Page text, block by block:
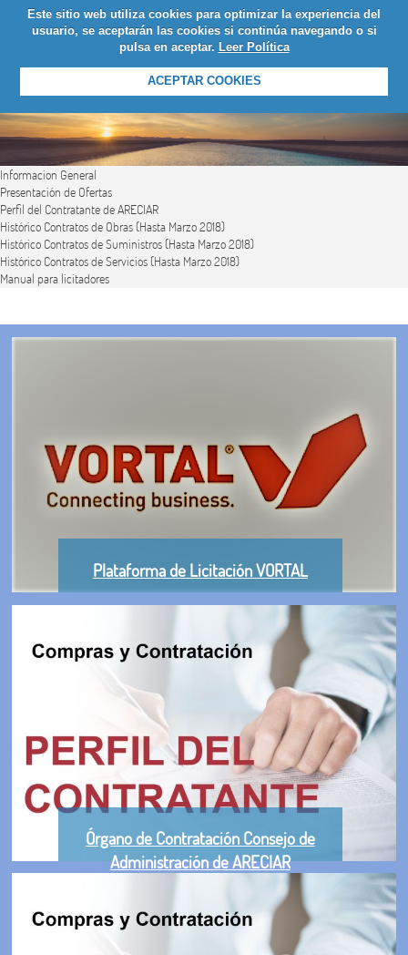
Este sitio web utiliza cookies para optimizar la experiencia del
usuario, se aceptarán las cookies si continúa navegando o si
pulsa en aceptar. Leer Política
ACEPTAR COOKIES
LOGIN
Informacion General
Presentación de Ofertas
Perfil del Contratante de ARECIAR
Histórico Contratos de Obras (Hasta Marzo 2018)
Histórico Contratos de Suministros (Hasta Marzo 2018)
Histórico Contratos de Servicios (Hasta Marzo 2018)
Manual para licitadores
Plataforma de Licitación VORTAL
Órgano de Contratación Consejo de
Administración de ARECIAR